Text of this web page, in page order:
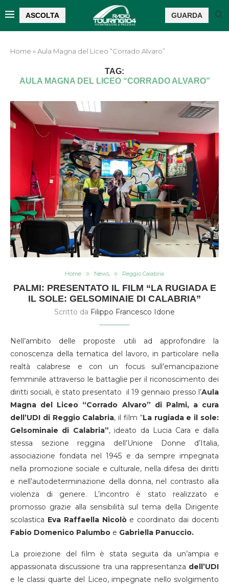
ASCOLTA GUARDA
Home »Aula Magna del Liceo “Corrado Alvaro”
TAG:
AULA MAGNA DEL LICEO “CORRADO ALVARO”
Home News Reggio Calabria
PALMI: PRESENTATO IL FILM “LA RUGIADA E
IL SOLE: GELSOMINAIE DI CALABRIA”
Scritto da Filippo Francesco Idone
Nell’ambito delle proposte utili ad approfondire la
conoscenza della tematica del lavoro, in particolare nella
realtà calabrese e con un focus sull’emancipazione
femminile attraverso le battaglie per il riconoscimento dei
diritti sociali, è stato presentato il 19 gennaio presso l’Aula
Magna del Liceo “Corrado Alvaro” di Palmi, a cura
dell’UDI di Reggio Calabria, il film “La rugiada e il sole:
Gelsominaie di Calabria”, ideato da Lucia Cara e dalla
stessa sezione reggina dell’Unione Donne d’Italia,
associazione fondata nel 1945 e da sempre impegnata
nella promozione sociale e culturale, nella difesa dei diritti
e nell’autodeterminazione della donna, nel contrasto alla
violenza di genere. L’incontro è stato realizzato e
promosso grazie alla sensibilità sul tema della Dirigente
scolastica Eva Raffaella Nicolòe coordinato dai docenti
Fabio Domenico Palumbo e Gabriella Panuccio.
La proiezione del film è stata seguita da un’ampia e
appassionata discussione tra una rappresentanza dell’UDI
e le classi quarte del Liceo, impegnate nello svolgimento